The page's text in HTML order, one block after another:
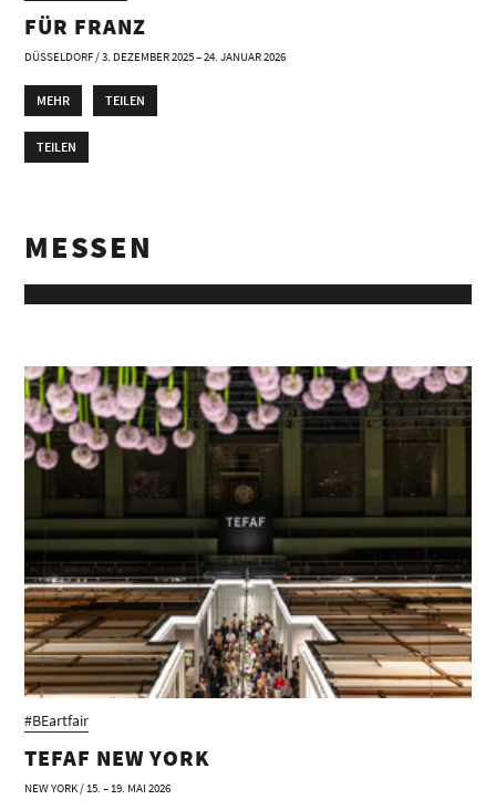
FÜR FRANZ
DÜSSELDORF / 3. DEZEMBER 2025 – 24. JANUAR 2026
MEHR TEILEN
TEILEN
MESSEN
#BEartfair
TEFAF NEW YORK
NEW YORK / 15. – 19. MAI 2026